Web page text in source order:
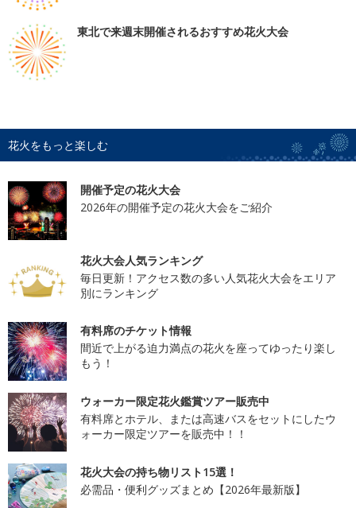
東北で来週末開催されるおすすめ花火大会
花火をもっと楽しむ
開催予定の花火大会
2026年の開催予定の花火大会をご紹介
花火大会人気ランキング
毎日更新！アクセス数の多い人気花火大会をエリア
別にランキング
有料席のチケット情報
間近で上がる迫力満点の花火を座ってゆったり楽し
もう！
ウォーカー限定花火鑑賞ツアー販売中
有料席とホテル、または高速バスをセットにしたウ
ォーカー限定ツアーを販売中！！
花火大会の持ち物リスト15選！
必需品・便利グッズまとめ【2026年最新版】